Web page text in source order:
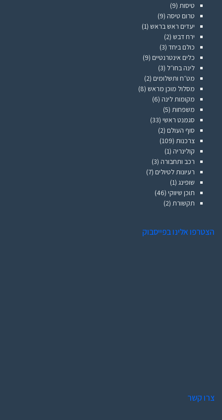
טיסות (9)
טרום טיסה (9)
יעדים ראש בראש (1)
ירח דבש (2)
כולם ביחד (3)
כלים אינטרנטיים (9)
לינה בחו״ל (3)
מט״ח ותשלומים (2)
מסלול מוכן מראש (8)
מקומות לינה (6)
משפחות (5)
סגמנט ראשי (33)
סוף העולם (2)
צרכנות (109)
קולינריה (1)
רכב ותחבורה (3)
רעיונות לטיולים (7)
שופינג (1)
תוכן שיווקי (46)
תקשורת (2)
הצטרפו אלינו בפייסבוק
צרו קשר